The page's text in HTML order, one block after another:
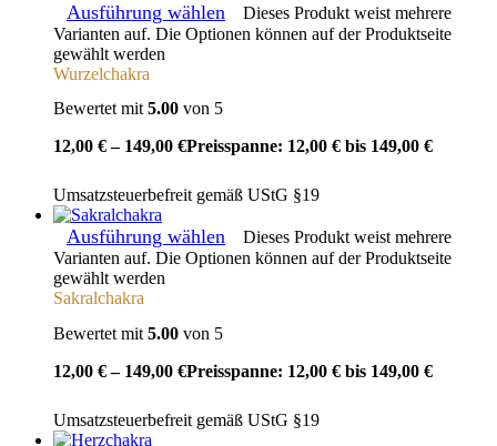
Ausführung wählen
Dieses Produkt weist mehrere
Varianten auf. Die Optionen können auf der Produktseite
gewählt werden
Wurzelchakra
Bewertet mit 5.00 von 5
12,00 € – 149,00 €Preisspanne: 12,00 € bis 149,00 €
Umsatzsteuerbefreit gemäß UStG §19
Ausführung wählen
Dieses Produkt weist mehrere
Varianten auf. Die Optionen können auf der Produktseite
gewählt werden
Sakralchakra
Bewertet mit 5.00 von 5
12,00 € – 149,00 €Preisspanne: 12,00 € bis 149,00 €
Umsatzsteuerbefreit gemäß UStG §19